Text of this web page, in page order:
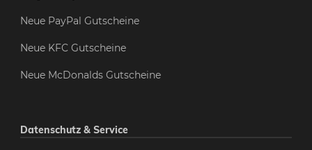
Neue PayPal Gutscheine
Neue KFC Gutscheine
Neue McDonalds Gutscheine
Datenschutz & Service